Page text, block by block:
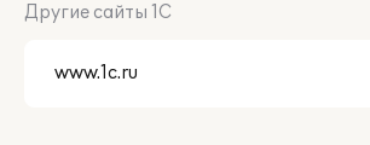
Другие сайты 1С